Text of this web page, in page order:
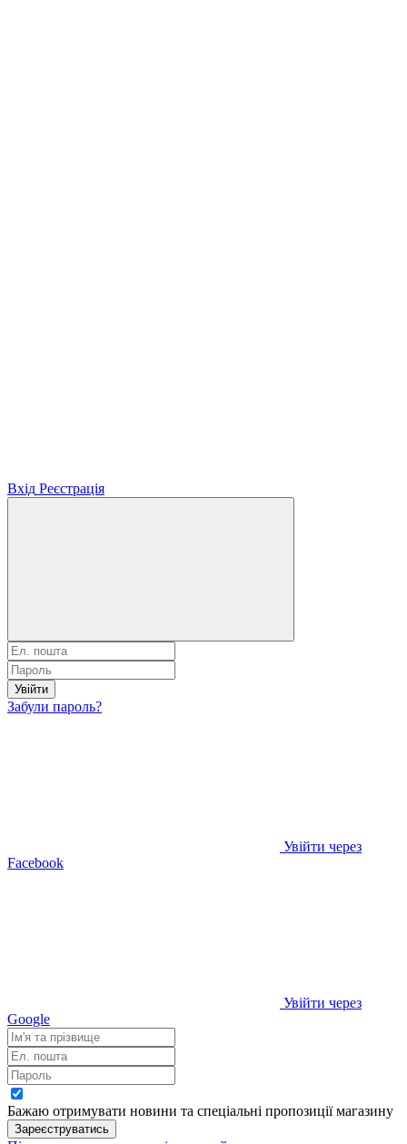
Вхід Реєстрація
Увійти
Забули пароль?
Увійти через
Facebook
Увійти через
Google
Бажаю отримувати новини та спеціальні пропозиціїмагазину
Зареєструватись